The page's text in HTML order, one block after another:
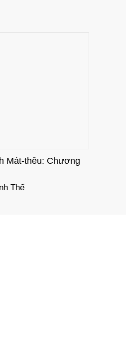
Mát-thêu: Chương
- Đức Giê-su hiện ra tại